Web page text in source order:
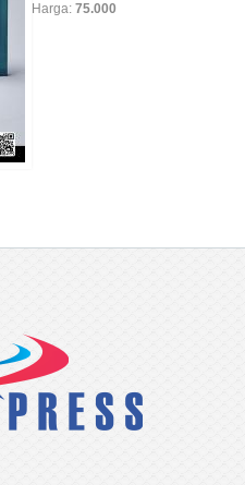
Harga: 75.000